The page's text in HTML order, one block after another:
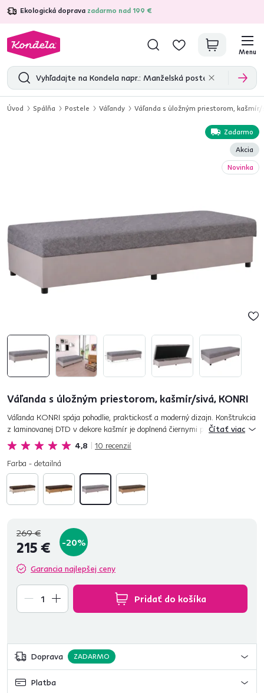
Ekologická doprava zadarmo nad 199 €
4,7 31 333overených produktových recenzií
Menu
Úvod Spálňa Postele Váľandy Váľanda s úložným priestorom, kašmír/
Zadarmo
Akcia
Novinka
Váľanda s úložným priestorom, kašmír/sivá, KONRI
4,8 10 recenzií
Váľanda KONRI spája pohodlie, praktickosť a moderný dizajn. Konštrukcia
z laminovanej DTD v dekore kašmír je doplnená čiernymi plastovými
nožičkami, ktoré zabezpečujú stabilitu a dlhú životnosť. Č...
Čítať viac
Farba - detailná
269 €
215 € -20%
Garancia najlepšej ceny
Pridať do košíka
Doprava ZADARMO
Platba